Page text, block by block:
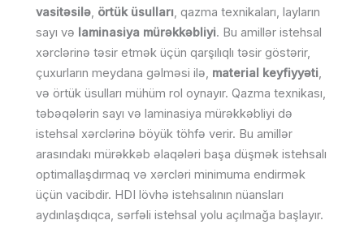
vasitəsilə, örtük üsulları, qazma texnikaları, layların
sayı və laminasiya mürəkkəbliyi. Bu amillər istehsal
xərclərinə təsir etmək üçün qarşılıqlı təsir göstərir,
çuxurların meydana gəlməsi ilə, material keyfiyyəti,
və örtük üsulları mühüm rol oynayır. Qazma texnikası,
təbəqələrin sayı və laminasiya mürəkkəbliyi də
istehsal xərclərinə böyük töhfə verir. Bu amillər
arasındakı mürəkkəb əlaqələri başa düşmək istehsalı
optimallaşdırmaq və xərcləri minimuma endirmək
üçün vacibdir. HDI lövhə istehsalının nüansları
aydınlaşdıqca, sərfəli istehsal yolu açılmağa başlayır.